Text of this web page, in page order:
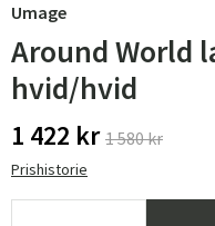
Umage
Around World
hvid/hvid
1 422 kr 1 580 kr
Prishistorie